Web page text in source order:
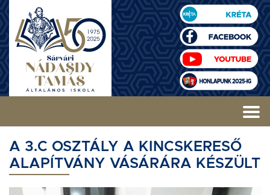
A 3.C OSZTÁLY A KINCSKERESŐ
ALAPÍTVÁNY VÁSÁRÁRA KÉSZÜLT